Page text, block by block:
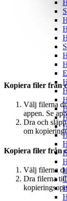
Kopiera filer från
Välj filerna
appen. Se
Dra och
om
Kopiera filer från
Välj filerna
Dra filerna till